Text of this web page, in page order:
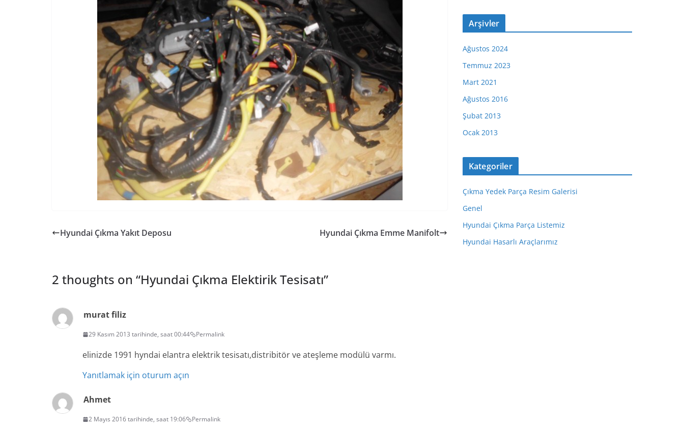
Hyundai Çıkma Yakıt Deposu Hyundai Çıkma Emme Manifolt
2 thoughts on “Hyundai Çıkma Elektirik Tesisatı”
murat filiz
29 Kasım 2013 tarihinde, saat 00:44 Permalink
elinizde 1991 hyndai elantra elektrik tesisatı,distribitör ve ateşleme modülü varmı.
Yanıtlamak için oturum açın
Ahmet
2 Mayıs 2016 tarihinde, saat 19:06 Permalink
Arşivler
Ağustos 2024
Temmuz 2023
Mart 2021
Ağustos 2016
Şubat 2013
Ocak 2013
Kategoriler
Çıkma Yedek Parça Resim Galerisi
Genel
Hyundai Çıkma Parça Listemiz
Hyundai Hasarlı Araçlarımız